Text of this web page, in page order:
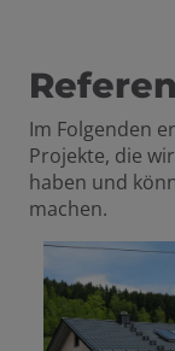
Im Folgenden
Projekte, die
haben und
machen.